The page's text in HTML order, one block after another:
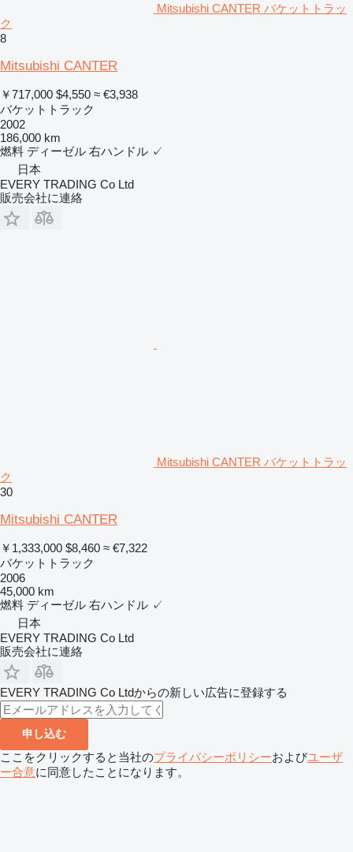
Mitsubishi CANTER バケットトラッ
ク
8
Mitsubishi CANTER
￥717,000 $4,550 ≈ €3,938
バケットトラック
2002
186,000 km
燃料 ディーゼル 右ハンドル ✓
日本
EVERY TRADING Co Ltd
販売会社に連絡
Mitsubishi CANTER バケットトラッ
ク
30
Mitsubishi CANTER
￥1,333,000 $8,460 ≈ €7,322
バケットトラック
2006
45,000 km
燃料 ディーゼル 右ハンドル ✓
日本
EVERY TRADING Co Ltd
販売会社に連絡
EVERY TRADING Co Ltdからの新しい広告に登録する
申し込む
ここをクリックすると当社のプライバシーポリシーおよびユーザ
ー合意に同意したことになります。